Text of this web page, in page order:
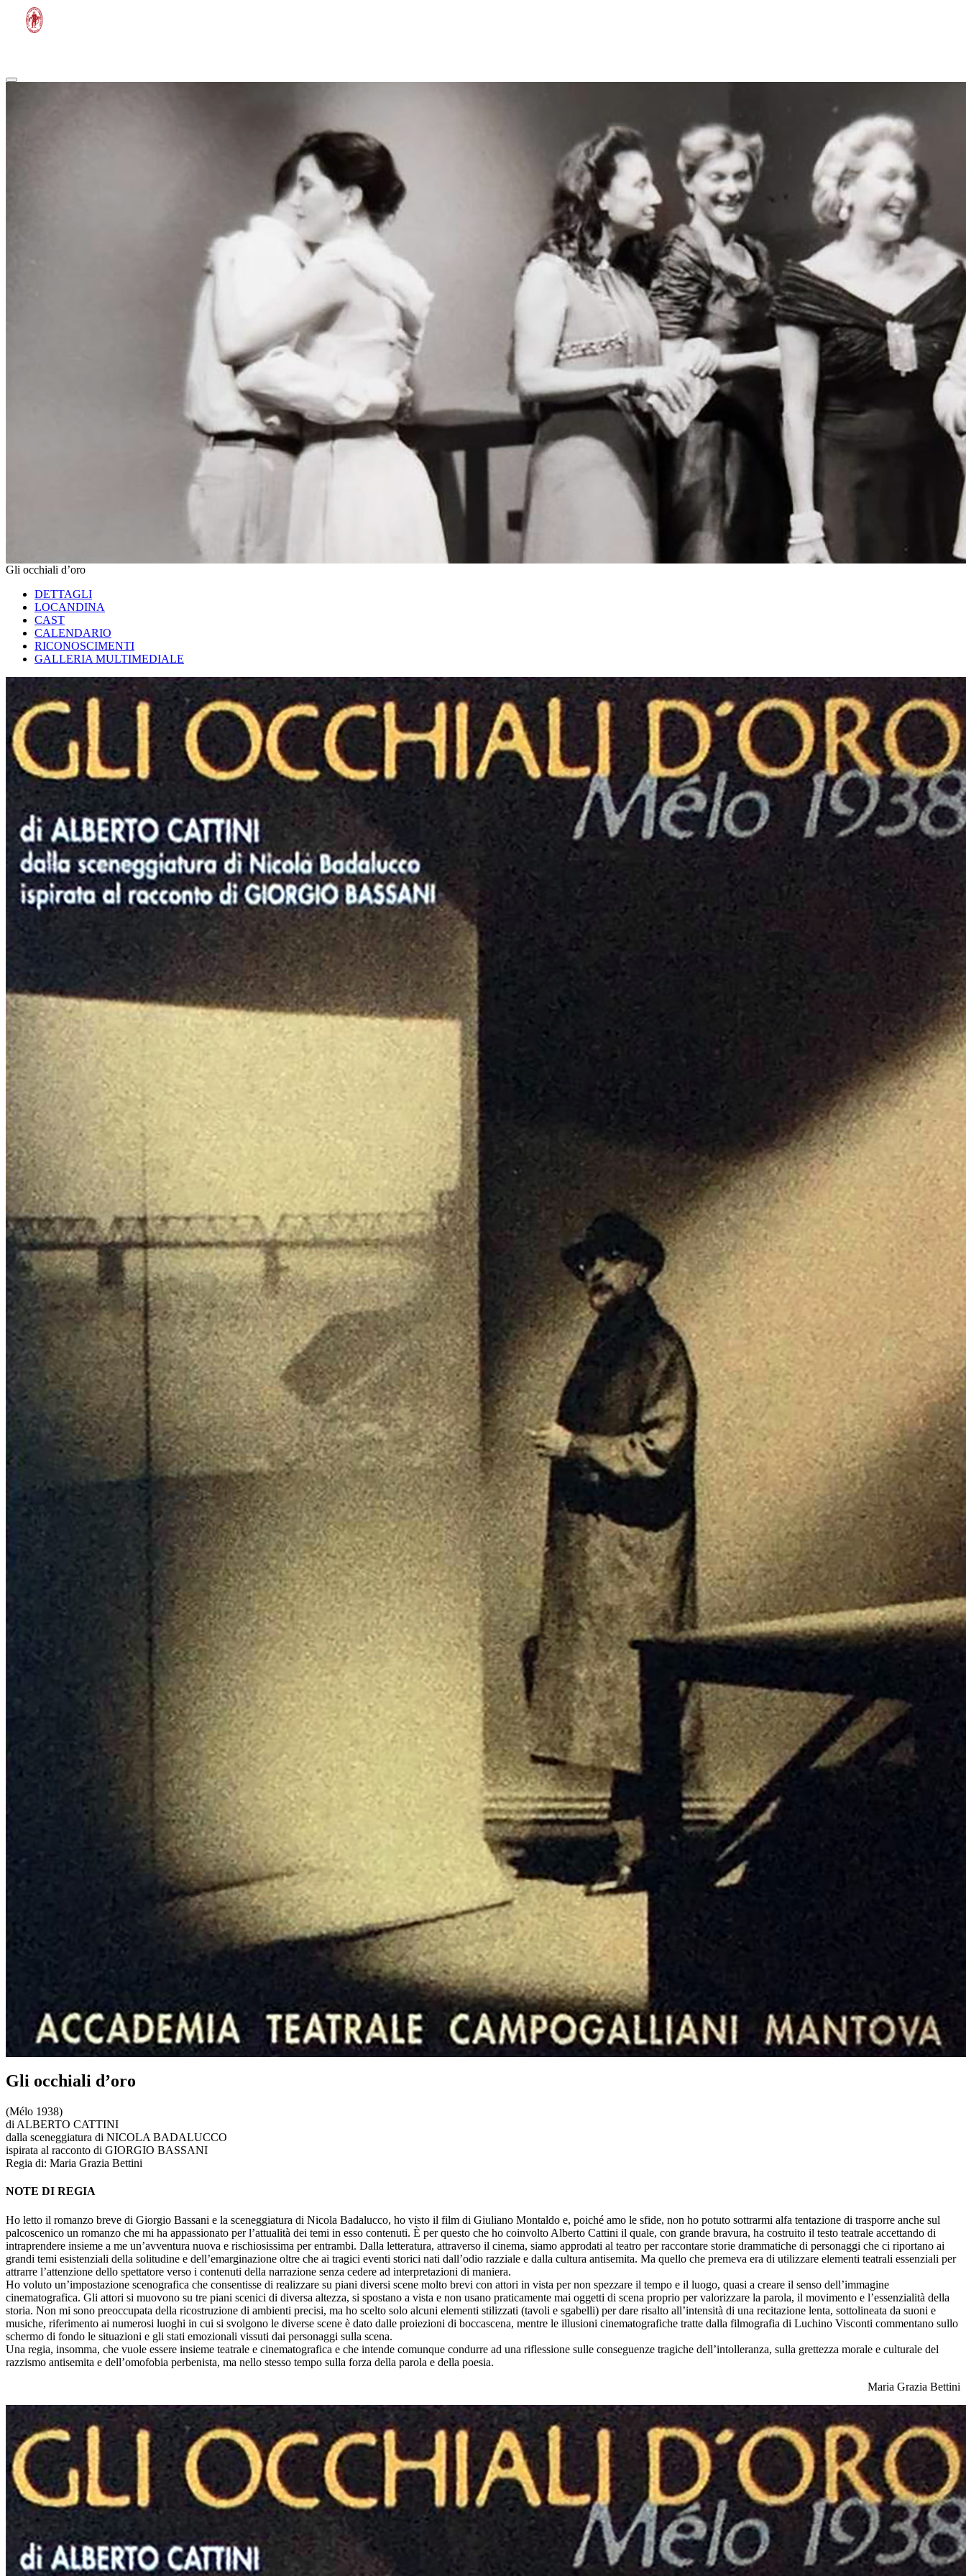
Gli occhiali d’oro
DETTAGLI
LOCANDINA
CAST
CALENDARIO
RICONOSCIMENTI
GALLERIA MULTIMEDIALE
Gli occhiali d’oro
(Mélo 1938)
di ALBERTO CATTINI
dalla sceneggiatura di NICOLA BADALUCCO
ispirata al racconto di GIORGIO BASSANI
Regia di: Maria Grazia Bettini
NOTE DI REGIA
Ho letto il romanzo breve di Giorgio Bassani e la sceneggiatura di Nicola Badalucco, ho visto il film di Giuliano Montaldo e, poiché amo le sfide, non ho potuto sottrarmi alfa tentazione di trasporre anche sul
palcoscenico un romanzo che mi ha appassionato per l’attualità dei temi in esso contenuti. È per questo che ho coinvolto Alberto Cattini il quale, con grande bravura, ha costruito il testo teatrale accettando di
intraprendere insieme a me un’avventura nuova e rischiosissima per entrambi. Dalla letteratura, attraverso il cinema, siamo approdati al teatro per raccontare storie drammatiche di personaggi che ci riportano ai
grandi temi esistenziali della solitudine e dell’emarginazione oltre che ai tragici eventi storici nati dall’odio razziale e dalla cultura antisemita. Ma quello che premeva era di utilizzare elementi teatrali essenziali per
attrarre l’attenzione dello spettatore verso i contenuti della narrazione senza cedere ad interpretazioni di maniera.
Ho voluto un’impostazione scenografica che consentisse di realizzare su piani diversi scene molto brevi con attori in vista per non spezzare il tempo e il luogo, quasi a creare il senso dell’immagine
cinematografica. Gli attori si muovono su tre piani scenici di diversa altezza, si spostano a vista e non usano praticamente mai oggetti di scena proprio per valorizzare la parola, il movimento e l’essenzialità della
storia. Non mi sono preoccupata della ricostruzione di ambienti precisi, ma ho scelto solo alcuni elementi stilizzati (tavoli e sgabelli) per dare risalto all’intensità di una recitazione lenta, sottolineata da suoni e
musiche, riferimento ai numerosi luoghi in cui si svolgono le diverse scene è dato dalle proiezioni di boccascena, mentre le illusioni cinematografiche tratte dalla filmografia di Luchino Visconti commentano sullo
schermo di fondo le situazioni e gli stati emozionali vissuti dai personaggi sulla scena.
Una regia, insomma, che vuole essere insieme teatrale e cinematografica e che intende comunque condurre ad una riflessione sulle conseguenze tragiche dell’intolleranza, sulla grettezza morale e culturale del
razzismo antisemita e dell’omofobia perbenista, ma nello stesso tempo sulla forza della parola e della poesia.
Maria Grazia Bettini